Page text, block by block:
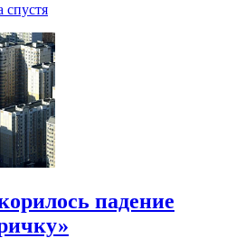
спустя
падение